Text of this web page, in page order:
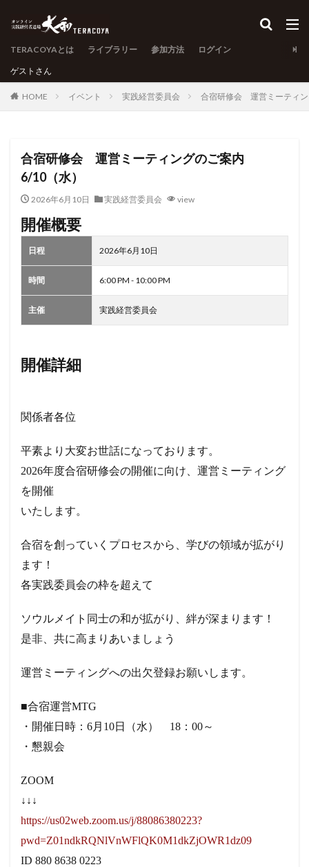
TERACOYAとは ライブラリー 参加方法 ログイン
ゲスト さん
HOME イベント 実践経営委員会 合宿研修会 運営ミーティ
合宿研修会 運営ミーティングのご案内
6/10（水）
2026年6月10日 実践経営委員会 view
開催概要
日程 2026年6月10日
時間 6:00 PM - 10:00 PM
主催 実践経営委員会
開催詳細
関係者各位
平素より大変お世話になっております。
2026年度合宿研修会の開催に向け、運営ミーティング
を開催
いたします。
合宿を創っていくプロセスから、学びの領域が拡がり
ます！
各実践委員会の枠を超えて
ソウルメイト同士の和が拡がり、絆が深まります！
是非、共に高まりあいましょう
運営ミーティングへの出欠登録お願いします。
■合宿運営MTG
・開催日時：6月10日（水） 18：00～
・懇親会
ZOOM
↓↓↓
https://us02web.zoom.us/j/88086380223?
pwd=Z01ndkRQNlVnWFlQK0M1dkZjOWR1dz09
ID 880 8638 0223